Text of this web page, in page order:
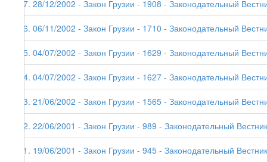
17. 28/12/2002 - Закон Грузии - 1908 - Законодательный
16. 06/11/2002 - Закон Грузии - 1710 - Законодательный
15. 04/07/2002 - Закон Грузии - 1629 - Законодательный
14. 04/07/2002 - Закон Грузии - 1627 - Законодательный
13. 21/06/2002 - Закон Грузии - 1565 - Законодательный
12. 22/06/2001 - Закон Грузии - 989 - Законодательный
11. 19/06/2001 - Закон Грузии - 945 - Законодательный